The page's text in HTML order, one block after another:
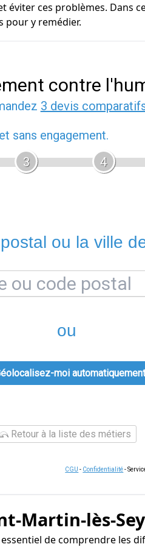
ces problèmes. Dans
pour y remédier.
contre
3 devis
sans engagement.
3 4
ou la ville
ou
moi
Retour à la liste des métiers
CGU - Confidentialité-
Martin-lès-
de comprendre les